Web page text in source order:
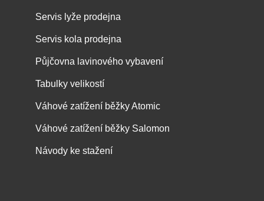
Servis lyže prodejna
Servis kola prodejna
Půjčovna lavinového vybavení
Tabulky velikostí
Váhové zatížení běžky Atomic
Váhové zatížení běžky Salomon
Návody ke stažení